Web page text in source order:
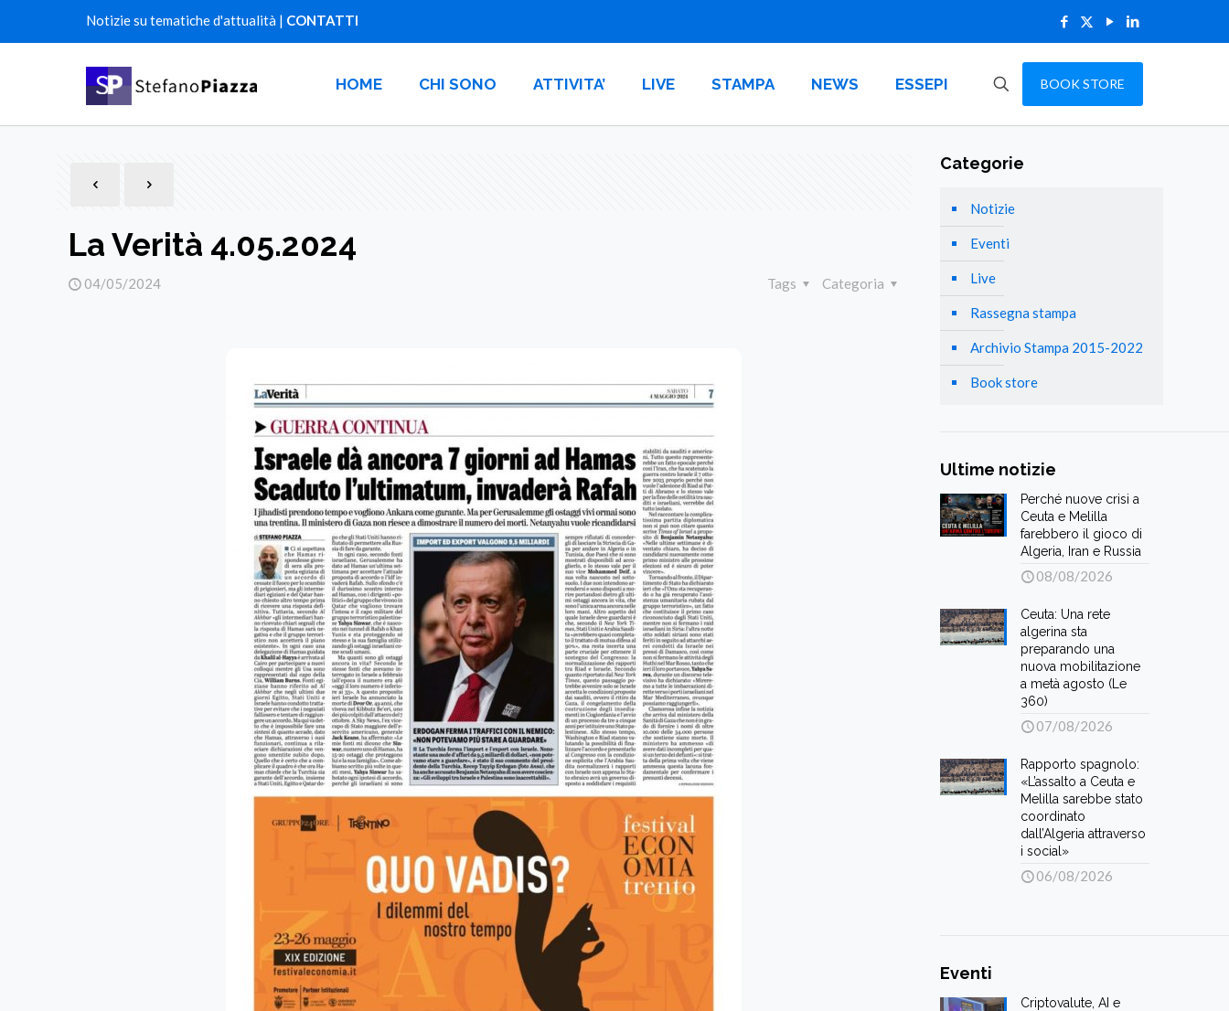
Notizie su tematiche d'attualità | CONTATTI
HOME CHI SONO ATTIVITA’ LIVE STAMPA NEWS ESSEPI BOOK STORE
La Verità 4.05.2024
04/05/2024 Categoria
Tags
Categorie
Notizie
Eventi
Live
Rassegna stampa
Archivio Stampa 2015-2022
Book store
Ultime notizie
Perché nuove crisi a
Ceuta e Melilla
farebbero il gioco di
Algeria, Iran e Russia
08/08/2026
Ceuta: Una rete
algerina sta
preparando una
nuova mobilitazione
a metà agosto (Le
360)
07/08/2026
Rapporto spagnolo:
«L’assalto a Ceuta e
Melilla sarebbe stato
coordinato
dall’Algeria attraverso
i social»
06/08/2026
Eventi
Criptovalute, AI e